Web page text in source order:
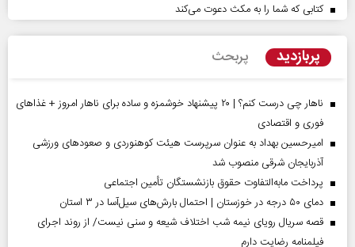
کتابی که شما را به مکث دعوت می‌کند
پربازدید پربحث
ناهار چی درست کنم؟ | ۲۰ پیشنهاد خوشمزه و ساده برای ناهار امروز + غذاهای
فوری و اقتصادی
امیرحسین بهداد به عنوان سرپرست هیئت کوهنوردی و صعودهای ورزشی
آذربایجان شرقی منصوب شد
پرداخت مابه‌التفاوت حقوق بازنشستگان تأمین اجتماعی
دمای ۵۰ درجه در خوزستان | احتمال بارش‌های سیل‌آسا در ۳ استان
قصه سریال رویای نیمه شب اختلاف شیعه و سنی نیست/ از روند اجرای
فیلمنامه رضایت دارم